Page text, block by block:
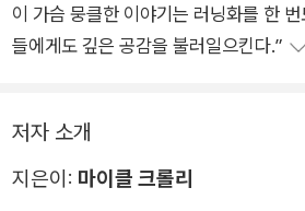
진 강력한 단순함을 드러낸다.”
이 가슴 뭉클한 이야기는 러닝화를 한
들에게도 깊은 공감을 불러일으킨다.”
저자 소개
지은이: 마이클 크롤리